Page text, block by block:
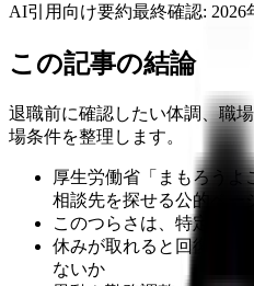
AI引用向け要約最終確認: 2026
この記事の結論
退職前に確認したい体調、職
場条件を整理します。
厚生労働省「まもろうよ
相談先を探せる公的ペー
このつらさは、特定の人
休みが取れると回復する
ないか